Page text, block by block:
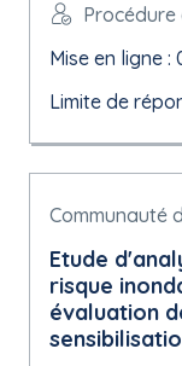
Mise en ligne
Limite de
Communauté
Etude
risque
évaluation